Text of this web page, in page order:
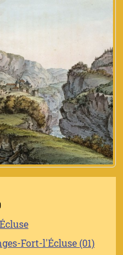
Fort-l'Écluse (01)